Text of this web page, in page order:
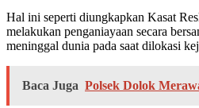
Hal ini seperti diungkapkan Kasat
melakukan penganiayaan secara
meninggal dunia pada saat dilokasi
Baca Juga Polsek Dolok